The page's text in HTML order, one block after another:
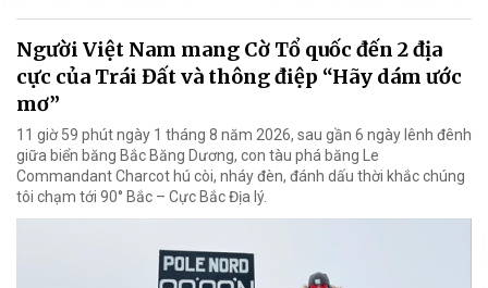
Người Việt Nam mang Cờ Tổ quốc đến 2 địa
cực của Trái Đất và thông điệp “Hãy dám ước
mơ”
11 giờ 59 phút ngày 1 tháng 8 năm 2026, sau gần 6 ngày lênh đênh
giữa biển băng Bắc Băng Dương, con tàu phá băng Le
Commandant Charcot hú còi, nháy đèn, đánh dấu thời khắc chúng
tôi chạm tới 90° Bắc – Cực Bắc Địa lý.